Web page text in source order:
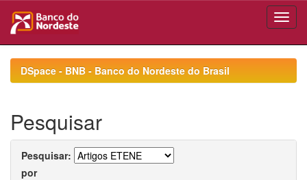
navigationDSpace - BNB - Banco do Nordeste do Brasil
Pesquisar
Pesquisar:
por